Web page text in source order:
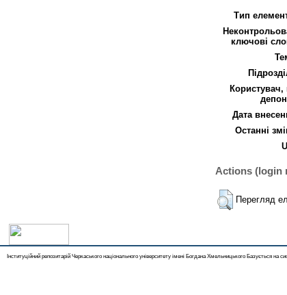
Тип
ключові
Дата
Останні
Actions (login
Перегляд
Інституційний репозитарій Черкаського національного університету імені Богдана Хмельницького Базується на